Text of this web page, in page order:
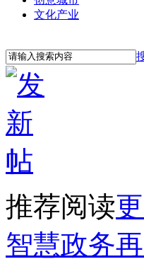
文化产业
推荐阅读
智慧政务